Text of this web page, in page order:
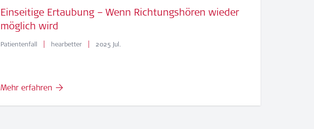
Einseitige Ertaubung – Wenn Richtungshören wieder
möglich wird
Patientenfall | hearbetter | 2025 Jul.
Mehr erfahren